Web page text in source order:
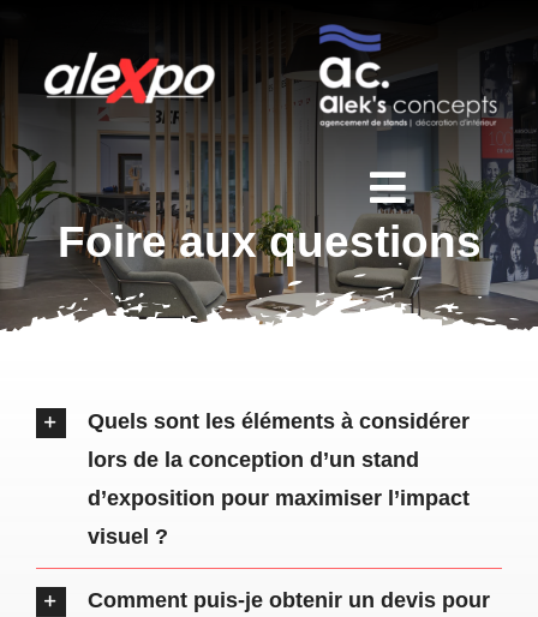
contenu
Toggle
Accueil
Portfolio
Les étapes
FAQ
Foire aux questions
Quels sont les éléments à considérer
lors de la conception d’un stand
d’exposition pour maximiser l’impact
visuel ?
Comment puis-je obtenir un devis pour